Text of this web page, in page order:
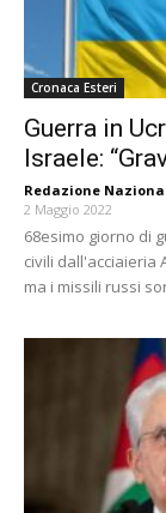
Cronaca Esteri
Guerra in
Israele:
Redazione
2 Maggio 2022
68esimo giorno di
civili dall'acciaieria
ma i missili russi